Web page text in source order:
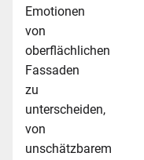
Emotionen
von
oberflächlichen
Fassaden
zu
unterscheiden,
von
unschätzbarem